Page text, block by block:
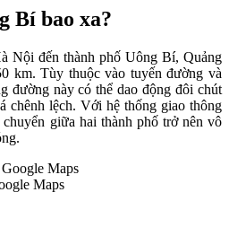
Bí bao xa?
Nội đến thành phố Uông Bí, Quảng
km. Tùy thuộc vào tuyến đường và
đường này có thể dao động đôi chút
chênh lệch. Với hệ thống giao thông
giữa hai thành phố trở nên vô
Maps